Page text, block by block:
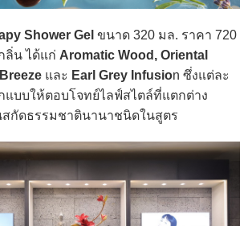
Shower Gel ขนาด 320 มล. ราคา 720
ลิ่น ได้แก่ Aromatic Wood, Oriental
และ Earl Grey Infusion ซึ่งแต่ละ
แบบให้ตอบโจทย์ไลฟ์สไตล์ที่แตกต่าง
กัดธรรมชาตินานาชนิดในสูตร